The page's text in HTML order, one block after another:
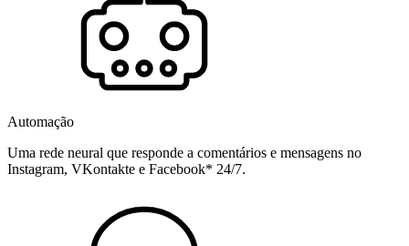
Automação
Uma rede neural que responde a comentários e mensagens no
Instagram, VKontakte e Facebook* 24/7.